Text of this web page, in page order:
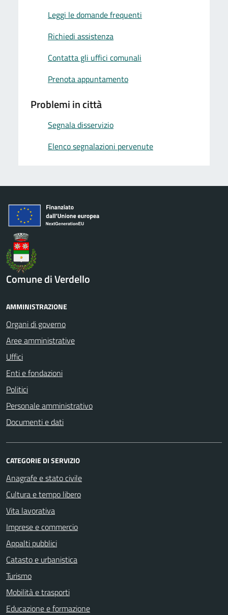
Leggi le domande frequenti
Richiedi assistenza
Contatta gli uffici comunali
Prenota appuntamento
Problemi in città
Segnala disservizio
Elenco segnalazioni pervenute
Comune di Verdello
AMMINISTRAZIONE
Organi di governo
Aree amministrative
Uffici
Enti e fondazioni
Politici
Personale amministrativo
Documenti e dati
CATEGORIE DI SERVIZIO
Anagrafe e stato civile
Cultura e tempo libero
Vita lavorativa
Imprese e commercio
Appalti pubblici
Catasto e urbanistica
Turismo
Mobilità e trasporti
Educazione e formazione